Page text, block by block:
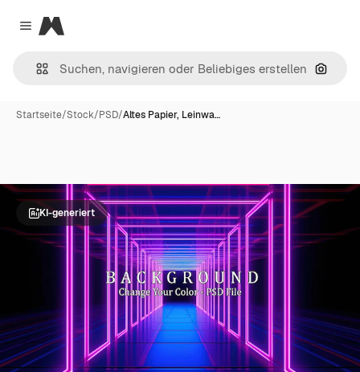
Close menu
Magnific
Nach
Startseite/Stock/PSD/Altes Papier, Leinwa…
KI-generiert